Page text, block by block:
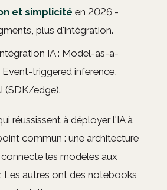
et simplicité en 2026 -
plus d'intégration.
IA : Model-as-a-
Event-triggered inference,
(SDK/edge).
réussissent à déployer l'IA à
commun : une architecture
les modèles aux
Les autres ont des notebooks